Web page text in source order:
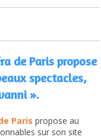
de Paris propose
spectacles,
».
Paris propose au
sur son site